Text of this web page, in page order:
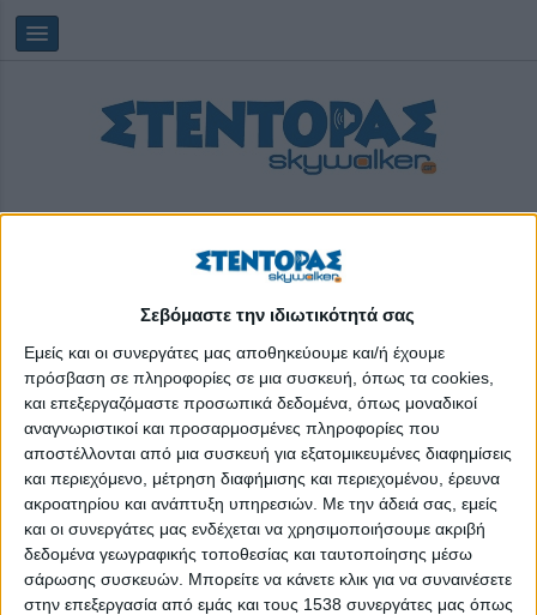
Σεβόμαστε την ιδιωτικότητά σας
Εμείς και οι συνεργάτες μας αποθηκεύουμε και/ή έχουμε
πρόσβαση σε πληροφορίες σε μια συσκευή, όπως τα cookies,
και επεξεργαζόμαστε προσωπικά δεδομένα, όπως μοναδικοί
αναγνωριστικοί και προσαρμοσμένες πληροφορίες που
αποστέλλονται από μια συσκευή για εξατομικευμένες διαφημίσεις
και περιεχόμενο, μέτρηση διαφήμισης και περιεχομένου, έρευνα
ακροατηρίου και ανάπτυξη υπηρεσιών. Με την άδειά σας, εμείς
και οι συνεργάτες μας ενδέχεται να χρησιμοποιήσουμε ακριβή
δεδομένα γεωγραφικής τοποθεσίας και ταυτοποίησης μέσω
σάρωσης συσκευών. Μπορείτε να κάνετε κλικ για να συναινέσετε
στην επεξεργασία από εμάς και τους 1538 συνεργάτες μας όπως
Παρασκευή, 07/08/202623:57:56
μαθήματα πιάνου
Like like #15